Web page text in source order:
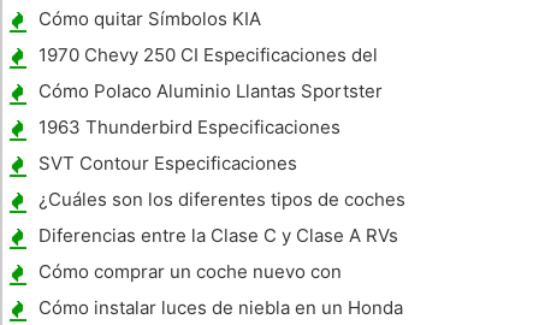
un Toyota Sienna
Cómo quitar Símbolos KIA
1970 Chevy 250 CI Especificaciones del
motor
Cómo Polaco Aluminio Llantas Sportster
1963 Thunderbird Especificaciones
SVT Contour Especificaciones
¿Cuáles son los diferentes tipos de coches
usados ​​para Racing?
Diferencias entre la Clase C y Clase A RVs
Cómo comprar un coche nuevo con
Incentivo
Cómo instalar luces de niebla en un Honda